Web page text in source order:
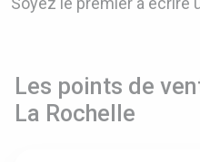
Les points de
La Rochelle